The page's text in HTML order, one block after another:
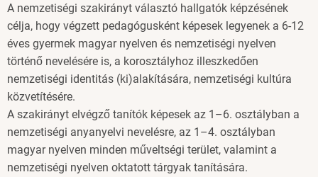
A nemzetiségi szakirányt választó hallgatók képzésének
célja, hogy végzett pedagógusként képesek legyenek a 6-12
éves gyermek magyar nyelven és nemzetiségi nyelven
történő nevelésére is, a korosztályhoz illeszkedően
nemzetiségi identitás (ki)alakítására, nemzetiségi kultúra
közvetítésére.
A szakirányt elvégző tanítók képesek az 1–6. osztályban a
nemzetiségi anyanyelvi nevelésre, az 1–4. osztályban
magyar nyelven minden műveltségi terület, valamint a
nemzetiségi nyelven oktatott tárgyak tanítására.